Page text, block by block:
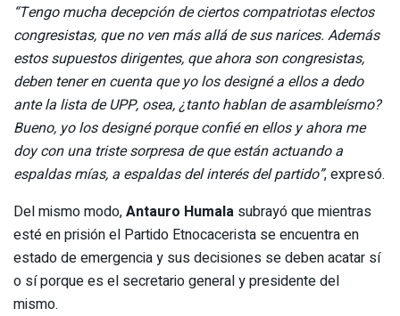
“Tengo mucha decepción de ciertos compatriotas electos
congresistas, que no ven más allá de sus narices. Además
estos supuestos dirigentes, que ahora son congresistas,
deben tener en cuenta que yo los designé a ellos a dedo
ante la lista de UPP, osea, ¿tanto hablan de asambleísmo?
Bueno, yo los designé porque confié en ellos y ahora me
doy con una triste sorpresa de que están actuando a
espaldas mías, a espaldas del interés del partido”, expresó.
Del mismo modo,Antauro Humala subrayó que mientras
esté en prisión el Partido Etnocacerista se encuentra en
estado de emergencia y sus decisiones se deben acatar sí
o sí porque es el secretario general y presidente del
mismo.